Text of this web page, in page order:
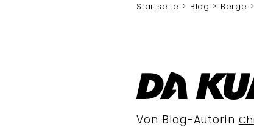
Startseite Blog Berge
Da
Von Blog-Autorin